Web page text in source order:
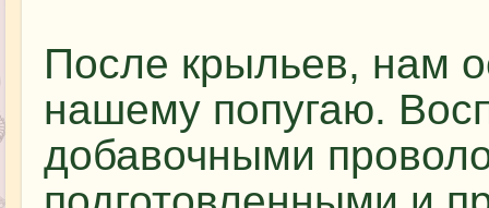
После крыльев, нам
нашему попугаю.
добавочными